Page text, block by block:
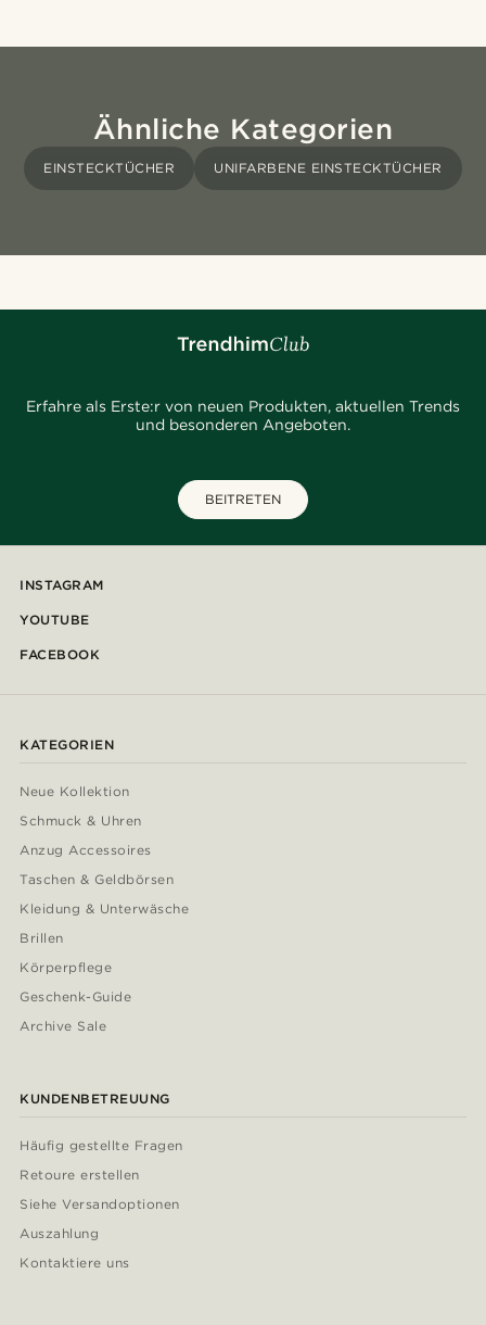
Ähnliche Kategorien
EINSTECKTÜCHER UNIFARBENE EINSTECKTÜCHER
Erfahre als Erste:r von neuen Produkten, aktuellen Trends
und besonderen Angeboten.
BEITRETEN
INSTAGRAM
YOUTUBE
FACEBOOK
KATEGORIEN
Neue Kollektion
Schmuck & Uhren
Anzug Accessoires
Taschen & Geldbörsen
Kleidung & Unterwäsche
Brillen
Körperpflege
Geschenk-Guide
Archive Sale
KUNDENBETREUUNG
Häufig gestellte Fragen
Retoure erstellen
Siehe Versandoptionen
Auszahlung
Kontaktiere uns